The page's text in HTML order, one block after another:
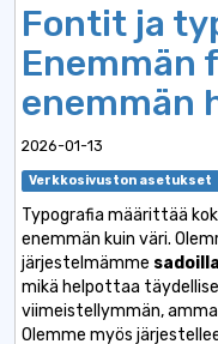
Fontit ja
Enemmän
enemmän
2026-01-13
Verkkosivuston asetukset
Typografia määrittää
enemmän kuin väri.
järjestelmämme
mikä helpottaa
viimeistellymmän,
Olemme myös